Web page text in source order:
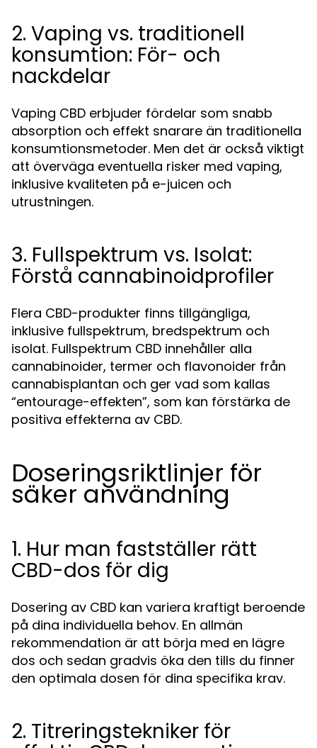
2. Vaping vs. traditionell
konsumtion: För- och
nackdelar
Vaping CBD erbjuder fördelar som snabb
absorption och effekt snarare än traditionella
konsumtionsmetoder. Men det är också viktigt
att överväga eventuella risker med vaping,
inklusive kvaliteten på e-juicen och
utrustningen.
3. Fullspektrum vs. Isolat:
Förstå cannabinoidprofiler
Flera CBD-produkter finns tillgängliga,
inklusive fullspektrum, bredspektrum och
isolat. Fullspektrum CBD innehåller alla
cannabinoider, termer och flavonoider från
cannabisplantan och ger vad som kallas
“entourage-effekten”, som kan förstärka de
positiva effekterna av CBD.
Doseringsriktlinjer för
säker användning
1. Hur man fastställer rätt
CBD-dos för dig
Dosering av CBD kan variera kraftigt beroende
på dina individuella behov. En allmän
rekommendation är att börja med en lägre
dos och sedan gradvis öka den tills du finner
den optimala dosen för dina specifika krav.
2. Titreringstekniker för